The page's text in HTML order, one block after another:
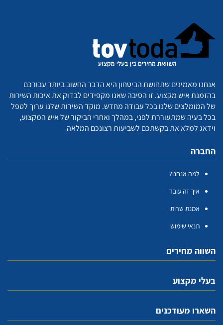
אנחנו מאמינים שתחושת הביטחון היא הדבר החשוב ביותר עבורכם
בהזמנת איש מקצוע. זו הסיבה שאנו מקפידים לבדוק את איכות השירות
של המומלצים שלנו בכל עבודה מחדש. מוקד השירות שלנו ערוך לטפל
בכל בעיה שמתעוררת לפני, במהלך ואחרי הביקור של איש המקצוע,
וידאג למלא את בקשתכם לשביעות רצונכם המלאה
החברה
למה אנחנו?
איך זה עובד
אמנת שרות
תנאי שימוש
השווה מחירים
בעלי מקצוע
השארו מעודכנים